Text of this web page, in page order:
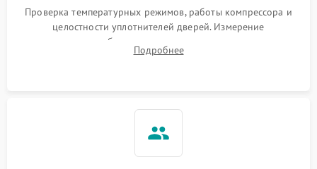
Проверка температурных режимов, работы компрессора и
целостности уплотнителей дверей. Измерение
сопротивления обмоток мотора, проверка термостата и
считывание кодов ошибок с электронного дисплея.
Подробнее